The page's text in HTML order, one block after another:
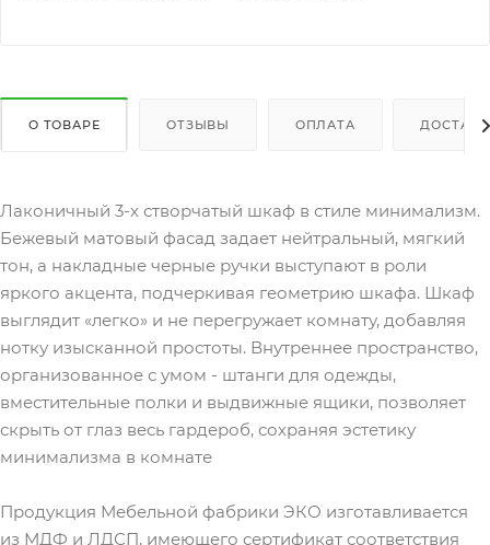
О ТОВАРЕ ОТЗЫВЫ ОПЛАТА
Лаконичный 3-х створчатый шкаф в стиле минимализм.
Бежевый матовый фасад задает нейтральный, мягкий
тон, а накладные черные ручки выступают в роли
яркого акцента, подчеркивая геометрию шкафа. Шкаф
выглядит «легко» и не перегружает комнату, добавляя
нотку изысканной простоты. Внутреннее пространство,
организованное с умом - штанги для одежды,
вместительные полки и выдвижные ящики, позволяет
скрыть от глаз весь гардероб, сохраняя эстетику
минимализма в комнате
Продукция Мебельной фабрики ЭКО изготавливается
из МДФ и ЛДСП, имеющего сертификат соответствия